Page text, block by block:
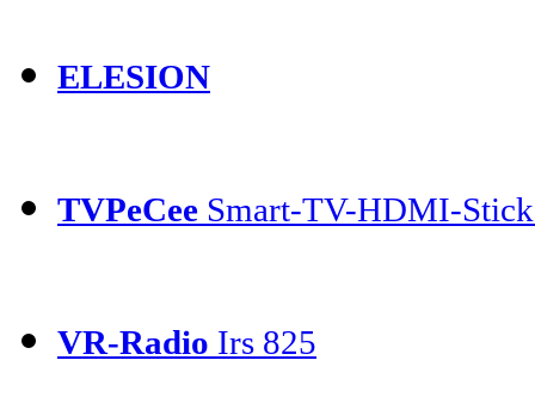
ELESION
TVPeCee Smart-TV-HDMI-
VR-Radio Irs 825